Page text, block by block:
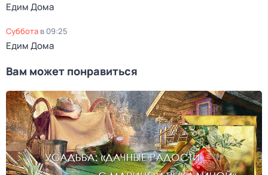
Едим Дома
суббота в 09:25
Едим Дома
Вам может понравиться